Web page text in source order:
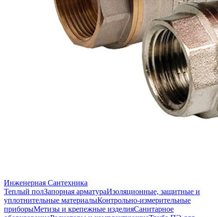
Инженерная Сантехника
Теплый полЗапорная арматураИзоляционные, защитные и
уплотнительные материалыКонтрольно-измерительные
приборыМетизы и крепежные изделияСанитарное